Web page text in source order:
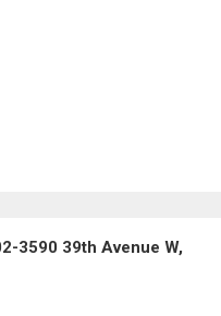
3590 39th Avenue W,